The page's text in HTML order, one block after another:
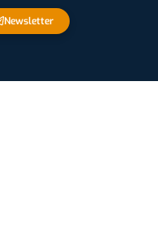
Newsletter